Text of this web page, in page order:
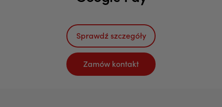
Sprawdź szczegóły
Zamów kontakt